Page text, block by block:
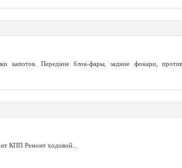
капотов. Передние блок-фары, задние фонари,
КПП Ремонт ходовой...